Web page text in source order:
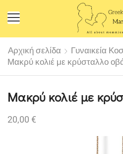
Αρχική σελίδα Γυναικεία
Μακρύ κολιέ με κρύσταλλο
Μακρύ κολιέ με
20,00 €